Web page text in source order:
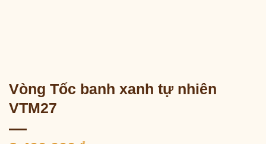
Vòng Tốc banh xanh tự nhiên
VTM27